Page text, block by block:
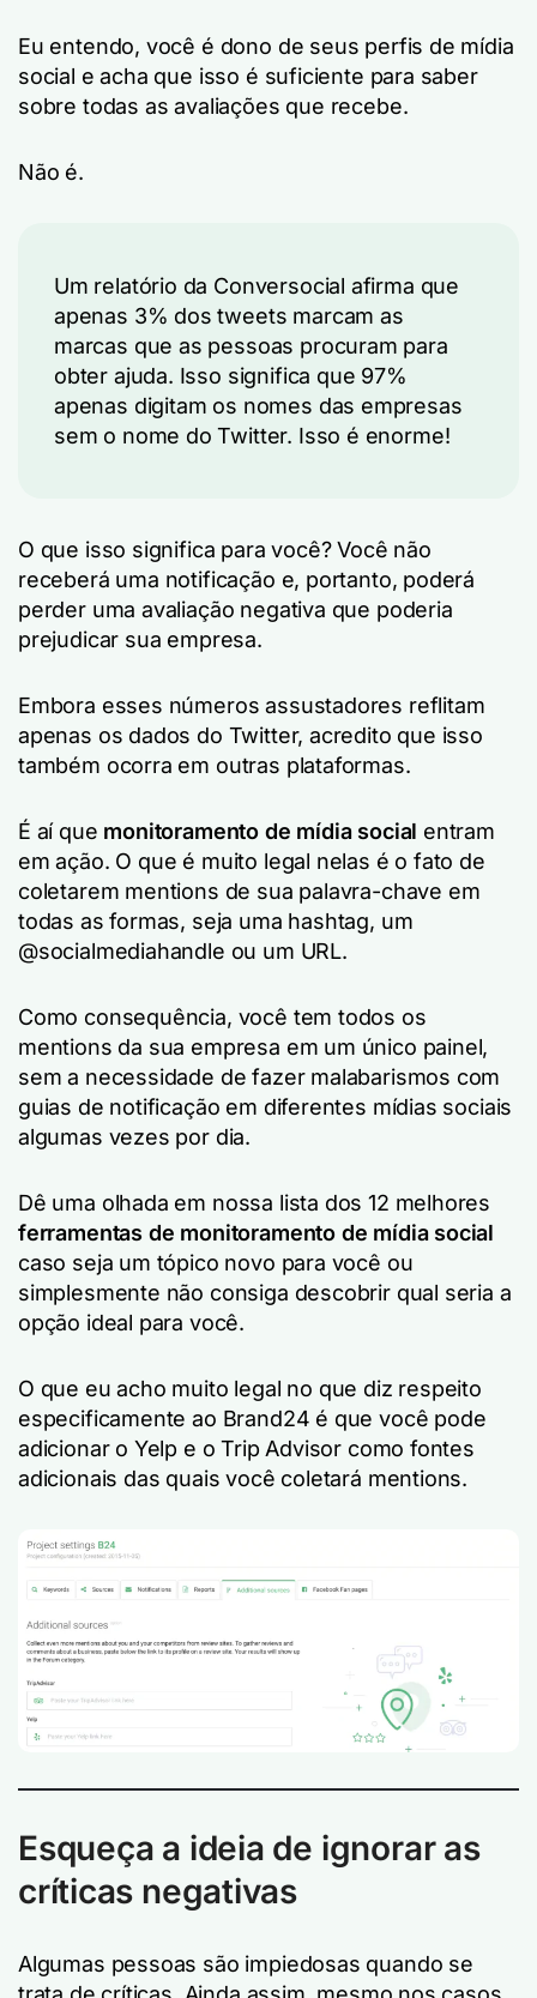
Eu entendo, você é dono de seus perfis de mídia
social e acha que isso é suficiente para saber
sobre todas as avaliações que recebe.
Não é.
Um relatório da Conversocial afirma que
apenas 3% dos tweets marcam as
marcas que as pessoas procuram para
obter ajuda. Isso significa que 97%
apenas digitam os nomes das empresas
sem o nome do Twitter. Isso é enorme!
O que isso significa para você? Você não
receberá uma notificação e, portanto, poderá
perder uma avaliação negativa que poderia
prejudicar sua empresa.
Embora esses números assustadores reflitam
apenas os dados do Twitter, acredito que isso
também ocorra em outras plataformas.
É aí que monitoramento de mídia social entram
em ação. O que é muito legal nelas é o fato de
coletarem mentions de sua palavra-chave em
todas as formas, seja uma hashtag, um
@socialmediahandle ou um URL.
Como consequência, você tem todos os
mentions da sua empresa em um único painel,
sem a necessidade de fazer malabarismos com
guias de notificação em diferentes mídias sociais
algumas vezes por dia.
Dê uma olhada em nossa lista dos 12 melhores
ferramentas de monitoramento de mídia social
caso seja um tópico novo para você ou
simplesmente não consiga descobrir qual seria a
opção ideal para você.
O que eu acho muito legal no que diz respeito
especificamente ao Brand24 é que você pode
adicionar o Yelp e o Trip Advisor como fontes
adicionais das quais você coletará mentions.
Esqueça a ideia de ignorar as
críticas negativas
Algumas pessoas são impiedosas quando se